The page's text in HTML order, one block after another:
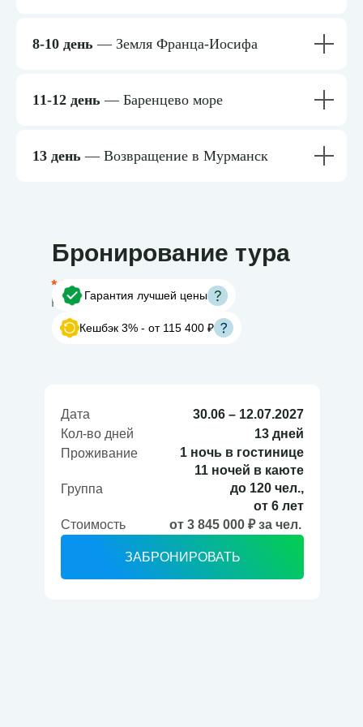
8-10 день — Земля Франца-Иосифа
11-12 день — Баренцево море
13 день — Возвращение в Мурманск
Бронирование тура
* Эксклюзивная скидка от
RussiaDiscovery
Гарантия лучшей цены
Кешбэк 3% - от 115 400 ₽
Дата
30.06 – 12.07.2027
Кол-во дней
13 дней
Проживание
1 ночь в гостинице
11 ночей в каюте
Группа
до 120 чел.,
от 6 лет
Стоимость
от 3 845 000 ₽ за чел.
ЗАБРОНИРОВАТЬ